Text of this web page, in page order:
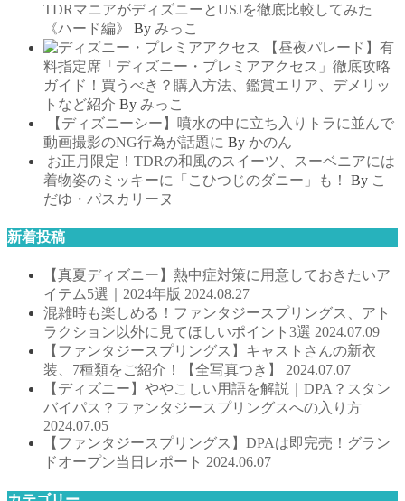
TDRマニアがディズニーとUSJを徹底比較してみた
《ハード編》
By みっこ
【昼夜パレード】有
料指定席「ディズニー・プレミアアクセス」徹底攻略
ガイド！買うべき？購入方法、鑑賞エリア、デメリッ
トなど紹介 By みっこ
【ディズニーシー】噴水の中に立ち入りトラに並んで
動画撮影のNG行為が話題に By かのん
お正月限定！TDRの和風のスイーツ、スーベニアには
着物姿のミッキーに「こひつじのダニー」も！
By こ
だゆ・パスカリーヌ
新着投稿
【真夏ディズニー】熱中症対策に用意しておきたいア
イテム5選｜2024年版 2024.08.27
混雑時も楽しめる！ファンタジースプリングス、アト
ラクション以外に見てほしいポイント3選 2024.07.09
【ファンタジースプリングス】キャストさんの新衣
装、7種類をご紹介！【全写真つき】 2024.07.07
【ディズニー】ややこしい用語を解説｜DPA？スタン
バイパス？ファンタジースプリングスへの入り方
2024.07.05
【ファンタジースプリングス】DPAは即完売！グラン
ドオープン当日レポート 2024.06.07